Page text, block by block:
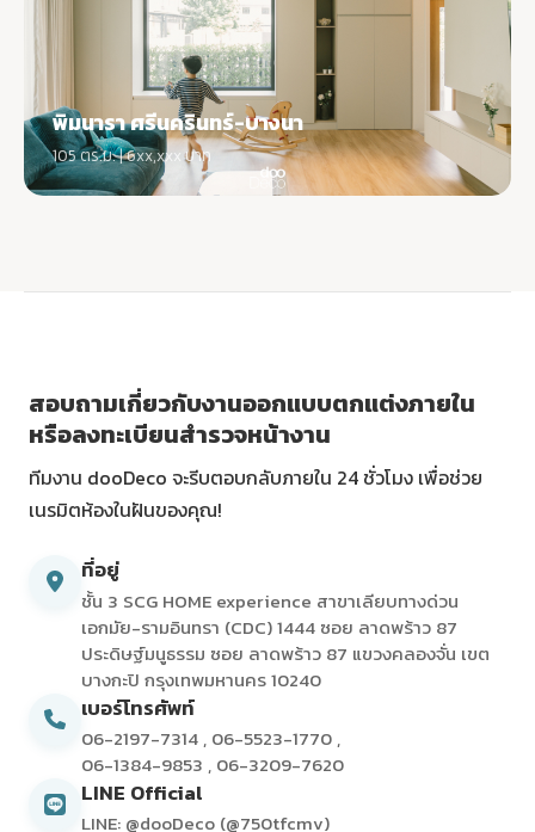
พิมนารา ศรีนครินทร์-บางนา
105 ตร.ม. | 6xx,xxx บาท
สอบถามเกี่ยวกับงานออกแบบตกแต่งภายใน
หรือลงทะเบียนสำรวจหน้างาน
ทีมงาน dooDeco จะรีบตอบกลับภายใน 24 ชั่วโมง เพื่อช่วย
เนรมิตห้องในฝันของคุณ!
ที่อยู่
ชั้น 3 SCG HOME experience สาขาเลียบทางด่วน
เอกมัย-รามอินทรา (CDC) 1444 ซอย ลาดพร้าว 87
ประดิษฐ์มนูธรรม ซอย ลาดพร้าว 87 แขวงคลองจั่น เขต
บางกะปิ กรุงเทพมหานคร 10240
เบอร์โทรศัพท์
06-2197-7314 , 06-5523-1770 ,
06-1384-9853 , 06-3209-7620
LINE Official
LINE: @dooDeco (@750tfcmv)